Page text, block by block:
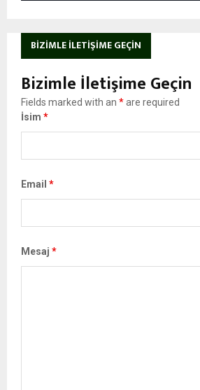
BIZIMLE İLETIŞIME GEÇIN
Bizimle İletişime Geçin
Fields marked with an *are required
İsim *
Email *
Mesaj *